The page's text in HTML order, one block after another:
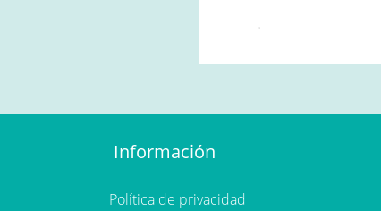
Información
Política de privacidad